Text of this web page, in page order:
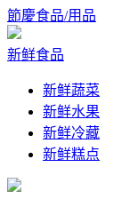
節慶食品/用品
新鲜食品
新鲜蔬菜
新鲜水果
新鲜冷藏
新鲜糕点